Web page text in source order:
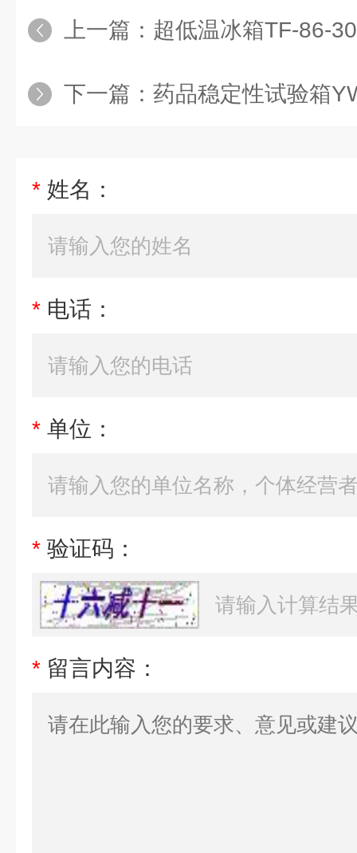
上一篇： 超低温冰箱TF-86-
下一篇： 药品稳定性试验箱
* 姓名：
* 电话：
* 单位：
* 验证码：
* 留言内容：